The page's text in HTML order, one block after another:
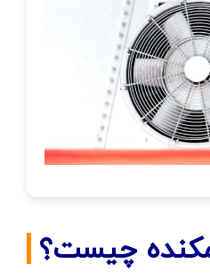
چیست؟